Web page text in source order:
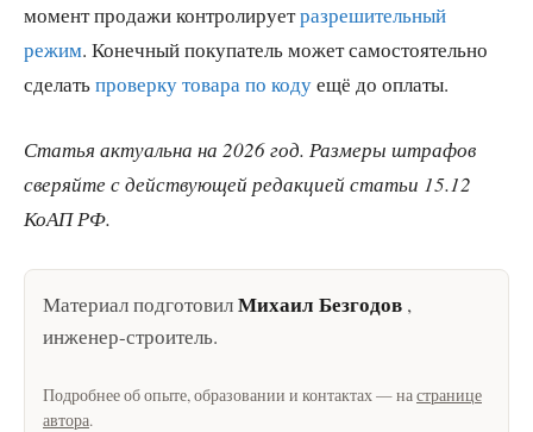
момент продажи контролируетразрешительный
режим. Конечный покупатель может самостоятельно
сделатьпроверку товара по кодуещё до оплаты.
Статья актуальна на 2026 год. Размеры штрафов
сверяйте с действующей редакцией статьи 15.12
КоАП РФ.
Материал подготовилМихаил Безгодов ,
инженер-строитель.
Подробнее об опыте, образовании и контактах — настранице
автора.